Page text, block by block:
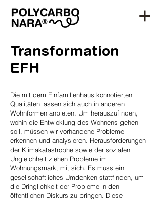
Transformation
EFH
Die mit dem Einfamilienhaus konnotierten
Qualitäten lassen sich auch in anderen
Wohnformen anbieten. Um herauszufinden,
wohin die Entwicklung des Wohnens gehen
soll, müssen wir vorhandene Probleme
erkennen und analysieren. Herausforderungen
der Klimakatastrophe sowie der sozialen
Ungleichheit ziehen Probleme im
Wohnungsmarkt mit sich. Es muss ein
gesellschaftliches Umdenken stattfinden, um
die Dringlichkeit der Probleme in den
öffentlichen Diskurs zu bringen. Diese